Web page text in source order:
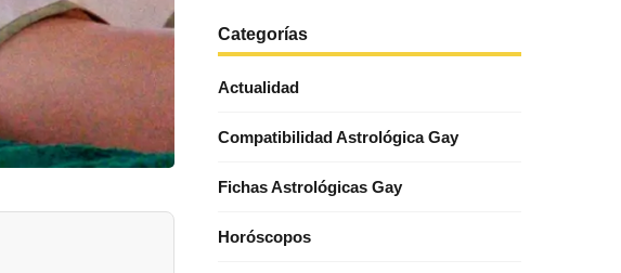
Categorías
Actualidad
Compatibilidad Astrológica Gay
Fichas Astrológicas Gay
Horóscopos